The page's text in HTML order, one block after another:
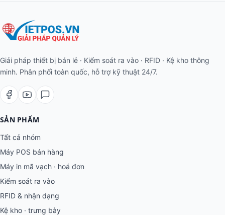
Giải pháp thiết bị bán lẻ · Kiểm soát ra vào · RFID · Kệ kho thông
minh. Phân phối toàn quốc, hỗ trợ kỹ thuật 24/7.
SẢN PHẨM
Tất cả nhóm
Máy POS bán hàng
Máy in mã vạch · hoá đơn
Kiểm soát ra vào
RFID & nhận dạng
Kệ kho · trưng bày